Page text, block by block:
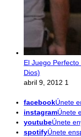
El Juego
Dios)
abril 9, 2012 1
facebookÚnete
instagramÚnete
youtubeÚnete
spotifyÚnete